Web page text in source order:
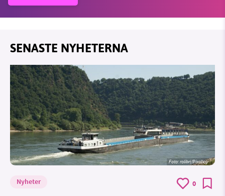
SENASTE NYHETERNA
Foto:rolibri/Pixabay
Nyheter 0